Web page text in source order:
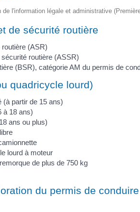
l'information légale et administrative
de sécurité routière
(ASR)
routière (ASSR)
(BSR), catégorie AM du permis de
quadricycle lourd)
(à partir de 15 ans)
à 18 ans)
ans ou plus)
lourd à moteur
de plus de 750 kg
du permis de conduire